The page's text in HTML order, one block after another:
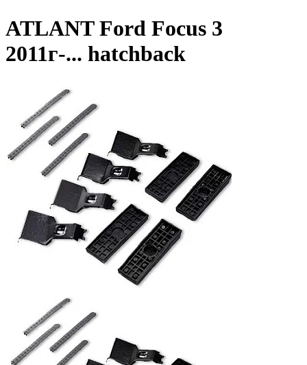
ATLANT Ford Focus 3
2011г-... hatchback